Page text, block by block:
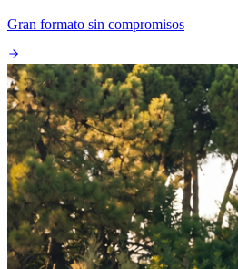
Gran formato sin compromisos